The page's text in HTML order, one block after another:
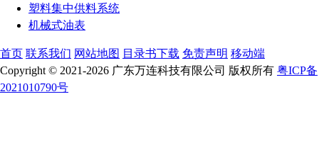
塑料集中供料系统
机械式油表
首页 联系我们 网站地图 目录书下载 免责声明 移动端
Copyright © 2021-2026 广东万连科技有限公司 版权所有 粤ICP备
2021010790号